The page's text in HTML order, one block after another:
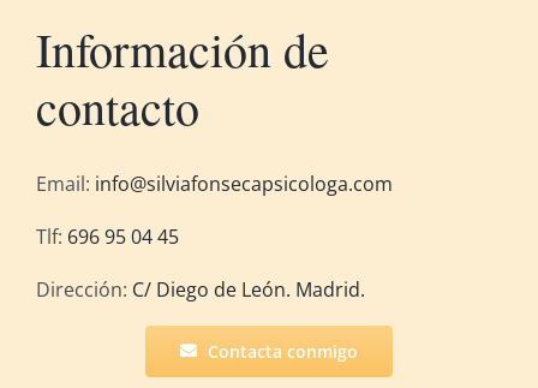
Información de
contacto
Email: info@silviafonsecapsicologa.com
Tlf: 696 95 04 45
Dirección: C/ Diego de León. Madrid.
Contacta conmigo